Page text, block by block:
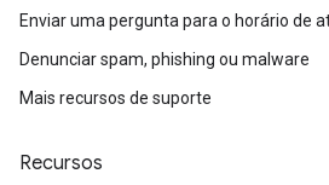
Enviar uma pergunta para o horário de
Denunciar spam, phishing ou malware
Mais recursos de suporte
Recursos